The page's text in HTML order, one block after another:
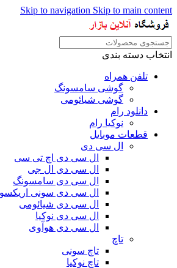
Skip to navigation Skip to main content
انتخاب دسته بندی
تلفن همراه
گوشی سامسونگ
گوشی شیائومی
دانلود رام
نوکیا رام
قطعات موبایل
ال سی دی
ال سی دی اچ تی سی
ال سی دی ال جی
ال سی دی سامسونگ
ال سی دی سونی
ال سی دی شیائومی
ال سی دی نوکیا
ال سی دی هوآوی
تاچ
تاچ سونی
تاچ نوکیا